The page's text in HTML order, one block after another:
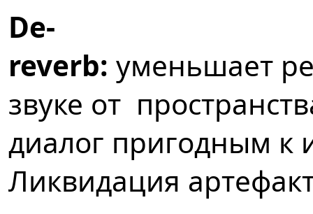
De-
reverb: уменьшает
звуке от
диалог пригодным к
Ликвидация